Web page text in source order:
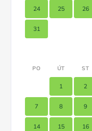
24 25 26
31
PO ÚT ST
1 2
7 8 9
14 15 16